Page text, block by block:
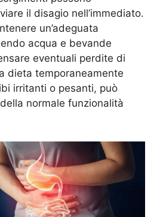
il disagio nell’immediato.
un’adeguata
acqua e bevande
eventuali perdite di
dieta temporaneamente
irritanti o pesanti, può
normale funzionalità